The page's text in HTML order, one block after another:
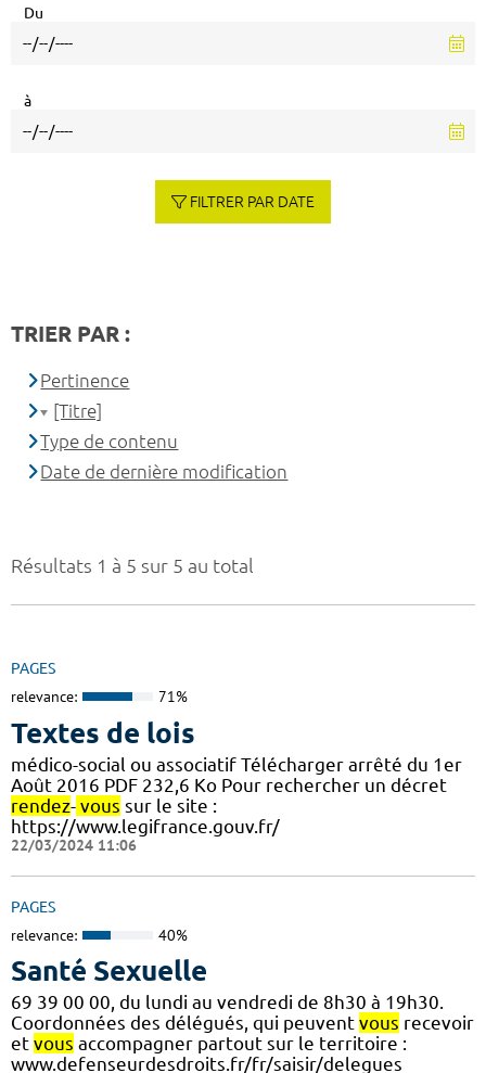
Résultats 1 à 5 sur 5 au total
PAGES
relevance: 71%
Textes de lois
médico-social ou associatif Télécharger arrêté du 1er
Août 2016 PDF 232,6 Ko Pour rechercher un décret
rendez- vous sur le site :
https://www.legifrance.gouv.fr/
22/03/2024 11:06
PAGES
relevance: 40%
Santé Sexuelle
69 39 00 00, du lundi au vendredi de 8h30 à 19h30.
Coordonnées des délégués, qui peuvent vous recevoir
et vous accompagner partout sur le territoire :
www.defenseurdesdroits.fr/fr/saisir/delegues
Du
à
FILTRER PAR DATE
TRIER PAR :
Pertinence
[Titre]
Type de contenu
Date de dernière modification